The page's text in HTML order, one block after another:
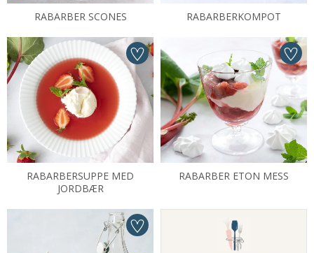
RABARBER SCONES RABARBERKOMPOT
RABARBERSUPPE MED
JORDBÆR
RABARBER ETON MESS